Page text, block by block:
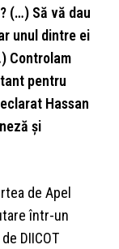
(…) Să vă dau
unul dintre ei
Controlam
pentru
Hassan
şi
de Apel
într-un
DIICOT